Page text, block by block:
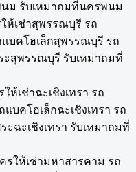
ม รับเหมาถมที่นครพนม
ห้เช่าสุพรรณบุรี รถ
บคโฮเล็กสุพรรณบุรี รถ
ะสุพรรณบุรี รับเหมาถมที่
ห้เช่าฉะเชิงเทรา รถ
บคโฮเล็กฉะเชิงเทรา รถ
ะฉะเชิงเทรา รับเหมาถมที่
ให้เช่ามหาสารคาม รถ